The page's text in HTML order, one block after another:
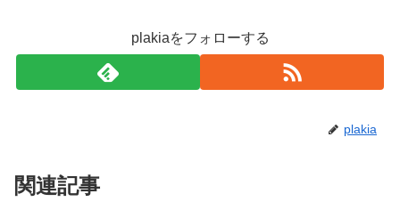
plakiaをフォローする
plakia
関連記事